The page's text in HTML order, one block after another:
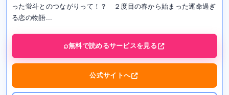
った蛍斗とのつながりって！？ ２度目の春から始まった運命過ぎ
る恋の物語...
無料で読めるサービスを見る
公式サイトへ